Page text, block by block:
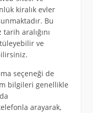
kiralık evler
Bu
aralığını
ve
seçeneği de
bilgileri genellikle
arayarak,